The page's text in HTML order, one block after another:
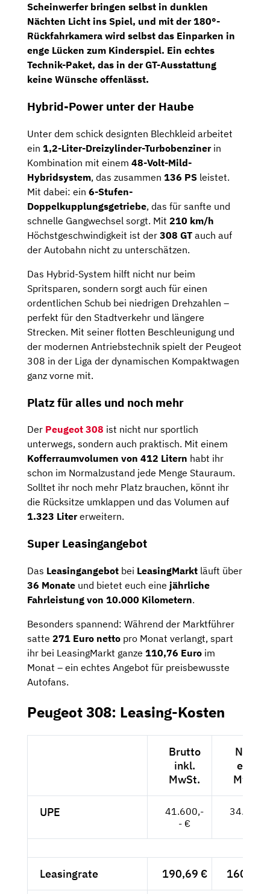
Scheinwerferbringen selbst in dunklen
Nächten Licht ins Spiel, und mit der180°-
Rückfahrkamera wird selbst das Einparken in
enge Lücken zum Kinderspiel. Ein echtes
Technik-Paket, das in derGT-Ausstattung
keine Wünsche offenlässt.
Hybrid-Power unter der Haube
Unter dem schick designten Blechkleid arbeitet
ein 1,2-Liter-Dreizylinder-Turbobenzinerin
Kombination mit einem 48-Volt-Mild-
Hybridsystem, das zusammen 136 PS leistet.
Mit dabei: ein 6-Stufen-
Doppelkupplungsgetriebe, das für sanfte und
schnelle Gangwechsel sorgt. Mit 210 km/h
Höchstgeschwindigkeit ist der 308 GT auch auf
der Autobahn nicht zu unterschätzen.
Das Hybrid-System hilft nicht nur beim
Spritsparen, sondern sorgt auch für einen
ordentlichen Schub bei niedrigen Drehzahlen –
perfekt für den Stadtverkehr und längere
Strecken. Mit seiner flotten Beschleunigung und
der modernen Antriebstechnik spielt der Peugeot
308 in der Liga der dynamischen Kompaktwagen
ganz vorne mit.
Platz für alles und noch mehr
Der Peugeot 308 ist nicht nur sportlich
unterwegs, sondern auch praktisch. Mit einem
Kofferraumvolumen von 412 Litern habt ihr
schon im Normalzustand jede Menge Stauraum.
Solltet ihr noch mehr Platz brauchen, könnt ihr
die Rücksitze umklappen und das Volumen auf
1.323 Litererweitern.
Super Leasingangebot
Das Leasingangebot bei LeasingMarkt läuft über
36 Monate und bietet euch eine jährliche
Fahrleistung von 10.000 Kilometern.
Besonders spannend: Während der Marktführer
satte 271 Euro netto pro Monat verlangt, spart
ihr bei LeasingMarkt ganze 110,76 Euro im
Monat – ein echtes Angebot für preisbewusste
Autofans.
Peugeot 308: Leasing-Kosten
Brutto
inkl.
MwSt.
Netto
exkl.
MwSt.
UPE
41.600,-
- €
34.958,-
Leasingrate 190,69 € 160,24